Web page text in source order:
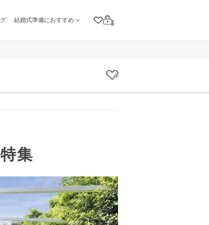
結婚式準備におすすめ
クリップリスト
ログイン
クリップする
集